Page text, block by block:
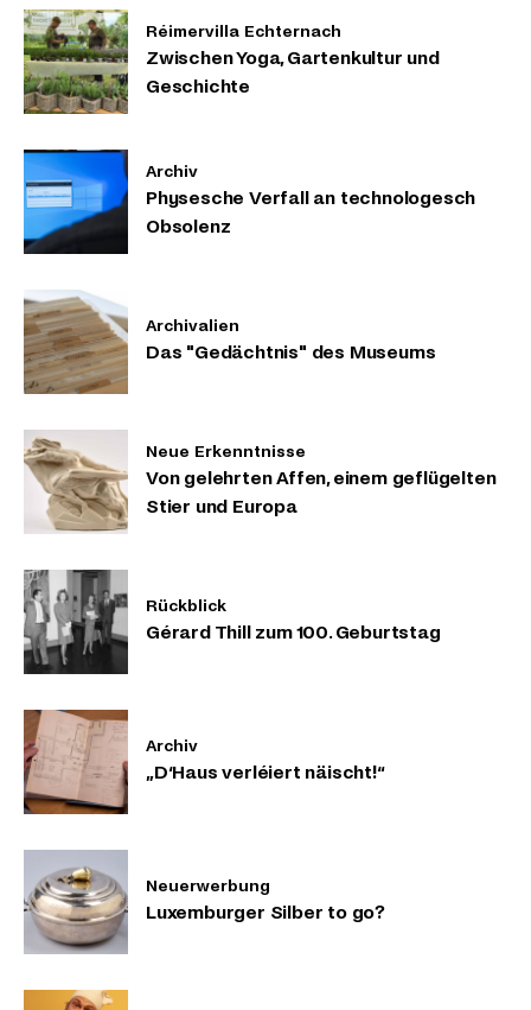
Zwischen Yoga, Gartenkultur und
Geschichte
Réimervilla Echternach
Physesche Verfall an technologesch
Obsolenz
Archiv
Das "Gedächtnis" des Museums
Archivalien
Von gelehrten Affen, einem geflügelten
Stier und Europa
Neue Erkenntnisse
Gérard Thill zum 100. Geburtstag
Rückblick
„D‘Haus verléiert näischt!“
Archiv
Luxemburger Silber to go?
Neuerwerbung